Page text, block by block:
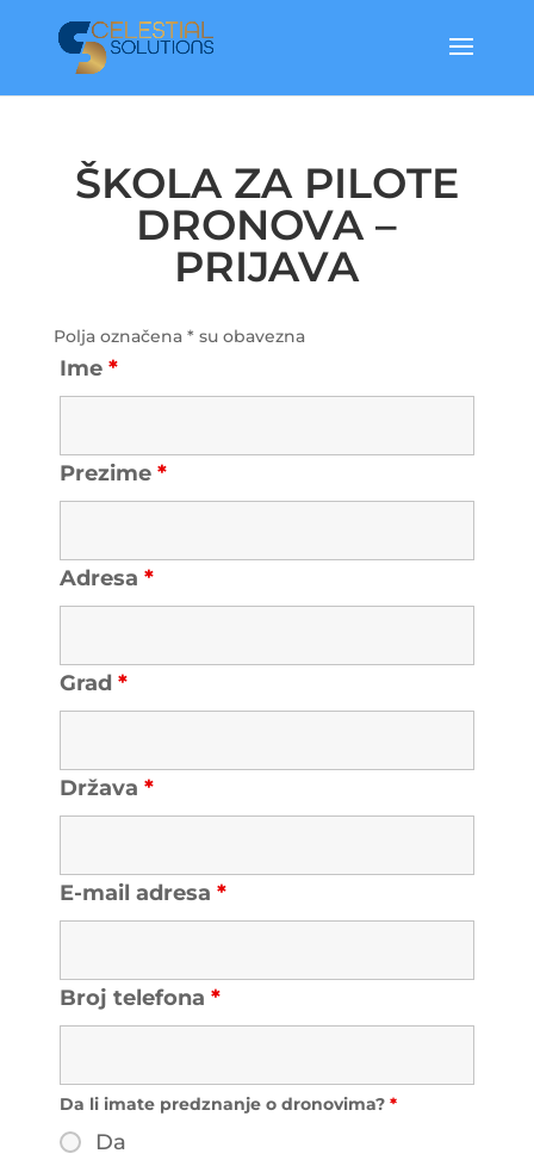
ŠKOLA ZA PILOTE
DRONOVA –
PRIJAVA
Polja označena * su obavezna
Ime *
Prezime *
Adresa *
Grad *
Država *
E-mail adresa *
Broj telefona *
Da li imate predznanje o dronovima? *
Da